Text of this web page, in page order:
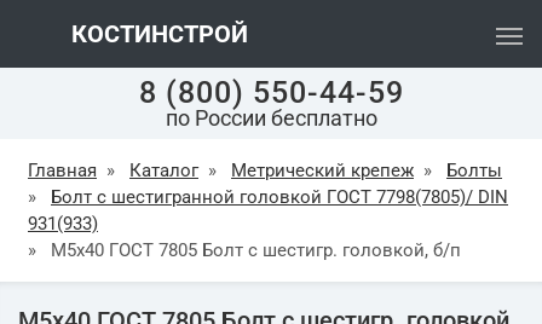
КОСТИНСТРОЙ
8 (800) 550-44-59
по России бесплатно
Главная » Каталог » Метрический крепеж »
Болты
»
Болт с шестигранной головкой ГОСТ 7798(7805)/ DIN
931(933)
»
М5х40 ГОСТ 7805 Болт с шестигр. головкой, б/п